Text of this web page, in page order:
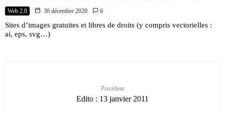
Web 2.0 30 décembre 2020 6
Sites d’images gratuites et libres de droits (y compris vectorielles :
ai, eps, svg…)
Précédent
Edito : 13 janvier 2011